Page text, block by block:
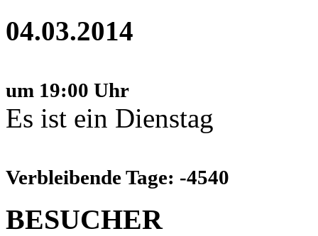
04.03.2014
um 19:00 Uhr
Es ist ein Dienstag
Verbleibende Tage: -4540
BESUCHER